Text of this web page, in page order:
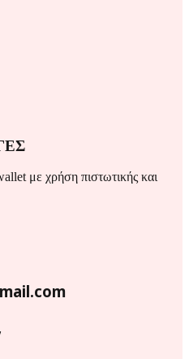
με χρήση πιστωτικής και